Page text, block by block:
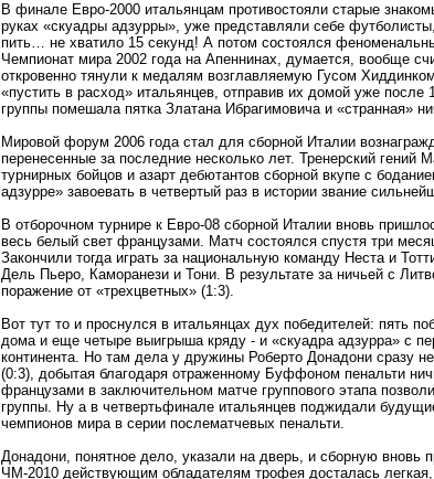
В финале Евро-2000 итальянцам противостояли старые
руках «скуадры адзурры», уже представляли себе
пить… не хватило 15 секунд! А потом состоялся
Чемпионат мира 2002 года на Апеннинах, думается, вообще
откровенно тянули к медалям возглавляемую Гусом
«пустить в расход» итальянцев, отправив их домой уже
группы помешала пятка Златана Ибрагимовича и «странная»
Мировой форум 2006 года стал для сборной Италии
перенесенные за последние несколько лет. Тренерский
турнирных бойцов и азарт дебютантов сборной вкупе с
адзурре» завоевать в четвертый раз в истории звание
В отборочном турнире к Евро-08 сборной Италии вновь
весь белый свет французами. Матч состоялся спустя три
Закончили тогда играть за национальную команду Неста и
Дель Пьеро, Каморанези и Тони. В результате за ничьей с
поражение от «трехцветных» (1:3).
Вот тут то и проснулся в итальянцах дух победителей: пять
дома и еще четыре выигрыша кряду - и «скуадра адзурра» с
континента. Но там дела у дружины Роберто Донадони сразу
(0:3), добытая благодаря отраженному Буффоном пенальти
французами в заключительном матче группового этапа
группы. Ну а в четвертьфинале итальянцев поджидали
чемпионов мира в серии послематчевых пенальти.
Донадони, понятное дело, указали на дверь, и сборную вновь
ЧМ-2010 действующим обладателям трофея досталась